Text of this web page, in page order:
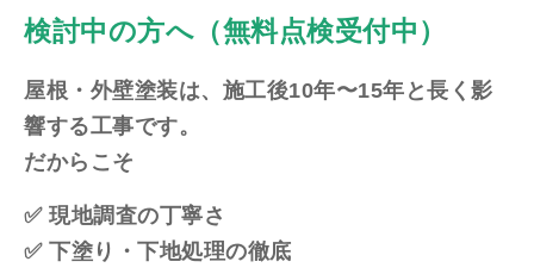
検討中の方へ（無料点検受付中）
屋根・外壁塗装は、施工後10年〜15年と長く影
響する工事です。
だからこそ
✅ 現地調査の丁寧さ
✅ 下塗り・下地処理の徹底